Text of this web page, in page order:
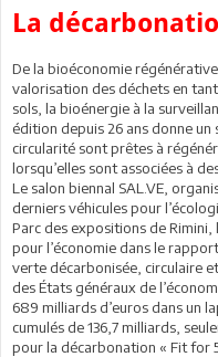
La
De la bioéconomie
valorisation des déchets en
sols, la bioénergie à la
édition depuis 26 ans donne
circularité sont prêtes à
lorsqu’elles sont associées à
Le salon biennal SAL.VE,
derniers véhicules pour
Parc des expositions de
pour l’économie dans le
verte décarbonisée, circulaire
des États généraux de
689 milliards d’euros dans un
cumulés de 136,7 milliards,
pour la décarbonation « Fit for